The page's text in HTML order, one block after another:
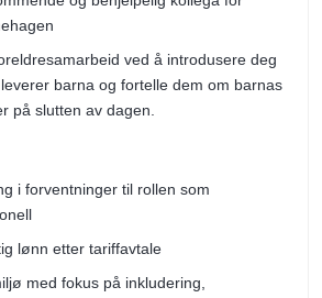
ved å introdusere deg
barna og fortelle dem om barnas
på slutten av dagen.
i forventninger til rollen som
lønn etter tariffavtale
med fokus på inkludering,